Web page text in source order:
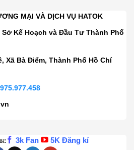
MẠI VÀ DỊCH VỤ HATOK
Sở Kế Hoạch và Đầu Tư Thành Phố
Xã Bà Điểm, Thành Phố Hồ Chí
: 3k Fan 5K Đăng kí